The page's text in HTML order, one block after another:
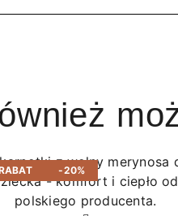
-20%